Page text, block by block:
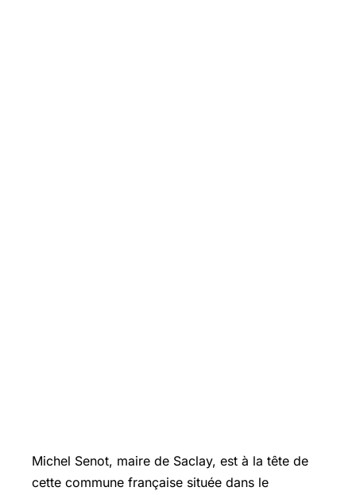
Michel Senot, maire de Saclay, est à la tête de
cette commune française située dans le